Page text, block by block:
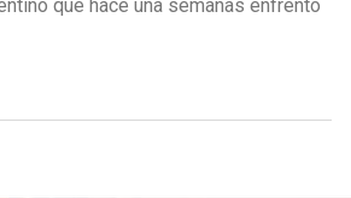
que hace una semanas enfrentó